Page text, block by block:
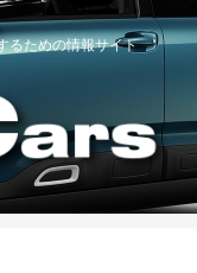
るための情報サイト